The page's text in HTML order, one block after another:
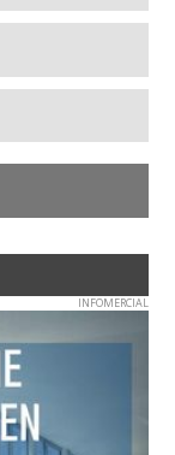
INFOMERCIAL